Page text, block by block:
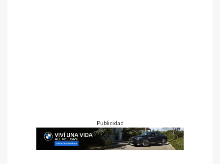
Publicidad